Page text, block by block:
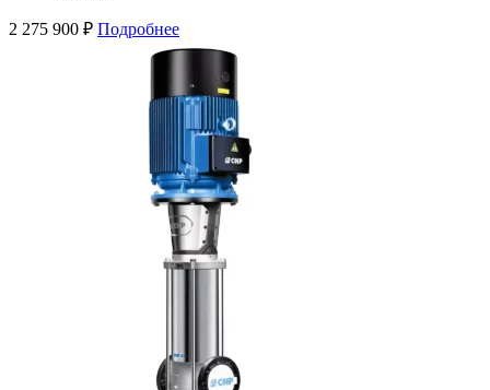
2 275 900 ₽ Подробнее